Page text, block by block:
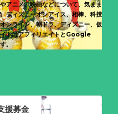
アニメ、映画などについて、気まま
ディズニーオンアイス、相棒、科捜
ンライン、朝ドラ、ディズニー、仮
トはアフィリエイトとGoogle
。
援募金